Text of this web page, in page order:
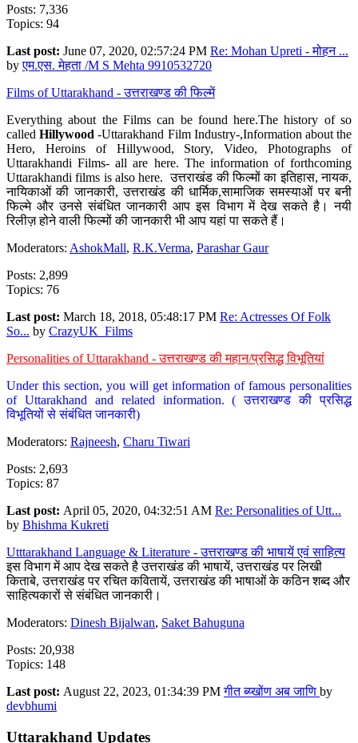
Posts: 7,336
Topics: 94
Last post: June 07, 2020, 02:57:24 PM Re: Mohan Upreti - मोहन ...
byएम.एस. मेहता /M S Mehta 9910532720
Films of Uttarakhand - उत्तराखण्ड की फिल्में
Everything about the Films can be found here.The history of so
calledHillywood-Uttarakhand Film Industry-,Information about the
Hero, Heroins of Hillywood, Story, Video, Photographs of
Uttarakhandi Films- all are here. The information of forthcoming
Uttarakhandi films is also here. उत्तराखंड की फिल्मों का इतिहास, नायक,
नायिकाओं की जानकारी, उत्तराखंड की धार्मिक,सामाजिक समस्याओं पर बनी
फिल्मे और उनसे संबंधित जानकारी आप इस विभाग में देख सकते है। नयी
रिलीज़ होने वाली फिल्मों की जानकारी भी आप यहां पा सकते हैं।
Moderators: AshokMall, R.K.Verma, Parashar Gaur
Posts: 2,899
Topics: 76
Last post: March 18, 2018, 05:48:17 PM Re: Actresses Of Folk
So... by CrazyUK_Films
Personalities of Uttarakhand - उत्तराखण्ड की महान/प्रसिद्ध विभूतियां
Under this section, you will get information of famous personalities
of Uttarakhand and related information. ( उत्तराखण्ड की प्रसिद्ध
विभूतियों से संबंधित जानकारी)
Moderators: Rajneesh, Charu Tiwari
Posts: 2,693
Topics: 87
Last post: April 05, 2020, 04:32:51 AM Re: Personalities of Utt...
by Bhishma Kukreti
Utttarakhand Language & Literature - उत्तराखण्ड की भाषायें एवं साहित्य
इस विभाग में आप देख सकते है उत्तराखंड की भाषायें, उत्तराखंड पर लिखी
किताबे, उत्तराखंड पर रचित कवितायें, उत्तराखंड की भाषाओं के कठिन शब्द और
साहित्यकारों से संबंधित जानकारी।
Moderators: Dinesh Bijalwan, Saket Bahuguna
Posts: 20,938
Topics: 148
Last post: August 22, 2023, 01:34:39 PMगीत ब्य्खोंण अब जाणि by
devbhumi
Uttarakhand Updates